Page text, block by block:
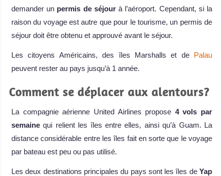
demander un permis de séjourà l’aéroport. Cependant, si la
raison du voyage est autre que pour le tourisme, un permis de
séjour doit être obtenu et approuvé avant le séjour.
Les citoyens Américains, des îles Marshalls et de Palau
peuvent rester au pays jusqu’à 1 année.
Comment se déplacer aux alentours?
La compagnie aérienne United Airlines propose 4 vols par
semaine qui relient les îles entre elles, ainsi qu’à Guam. La
distance considérable entre les îles fait en sorte que le voyage
par bateau est peu ou pas utilisé.
Les deux destinations principales du pays sont les îles de Yap